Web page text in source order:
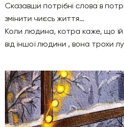
Сказавши потрібні слова в
змінити чиєсь життя…
Коли людина, котра каже, що їй
від іншої людини , вона трохи